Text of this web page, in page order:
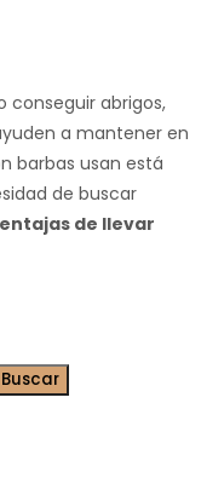
conseguir abrigos,
a mantener en
barbas usan está
de buscar
de llevar